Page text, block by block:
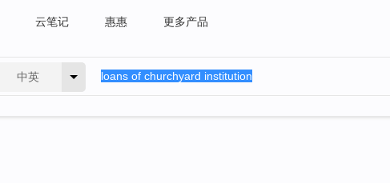
云笔记 惠惠 更多产品
中英